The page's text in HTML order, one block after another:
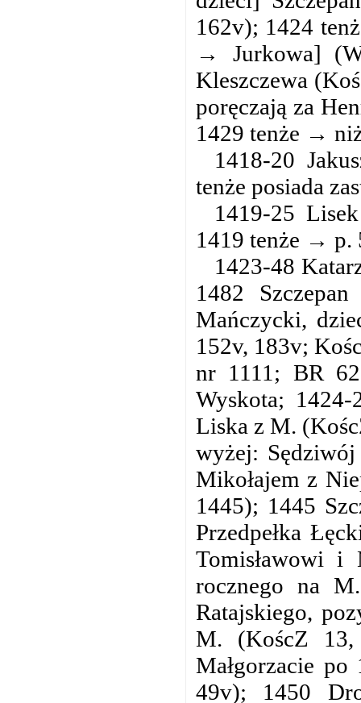
162v); 1424
→ Jurkowa]
Kleszczewa
poręczają za
1429 tenże →
1418-20
tenże posiada
1419-25
1419 tenże → p.
1423-48
1482
Mańczycki,
152v, 183v;
nr 1111; BR
Wyskota;
Liska z M.
wyżej:
Mikołajem z
1445); 1445
Przedpełka
Tomisławowi i
rocznego na
Ratajskiego,
M. (KoścZ
Małgorzacie
49v); 1450